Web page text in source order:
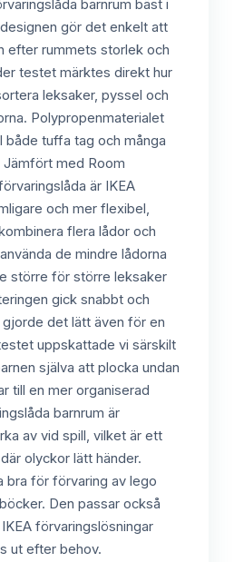
barnrum bäst i
gör det enkelt att
efter rummets storlek och
testet märktes direkt hur
leksaker, pyssel och
Polypropenmaterialet
både tuffa tag och många
med Room
är IKEA
och mer flexibel,
flera lådor och
de mindre lådorna
större för större leksaker
gick snabbt och
det lätt även för en
uppskattade vi särskilt
själva att plocka undan
till en mer organiserad
barnrum är
av vid spill, vilket är ett
olyckor lätt händer.
bra för förvaring av lego
Den passar också
förvaringslösningar
ut efter behov.